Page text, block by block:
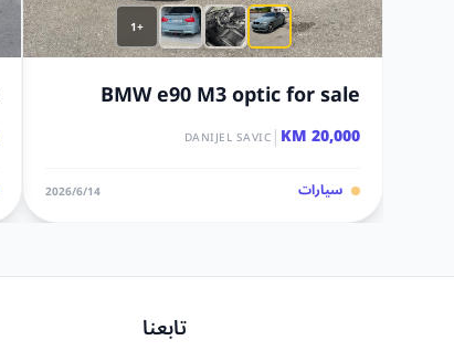
+1
BMW e90 M3 optic for sale
20,000 KM
|
DANIJEL SAVIC
سيارات 14‏/6‏/2026
تابعنا